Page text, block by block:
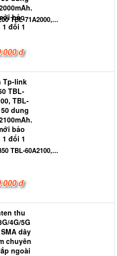
TBL-71A2000,...
đ
TBL-60A2100,...
đ